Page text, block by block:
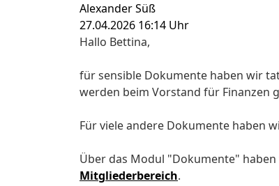
Alexander Süß
27.04.2026 16:14 Uhr
Hallo Bettina,
für sensible Dokumente haben wir
werden beim Vorstand für Finanzen
Für viele andere Dokumente haben
Über das Modul "Dokumente"
Mitgliederbereich.